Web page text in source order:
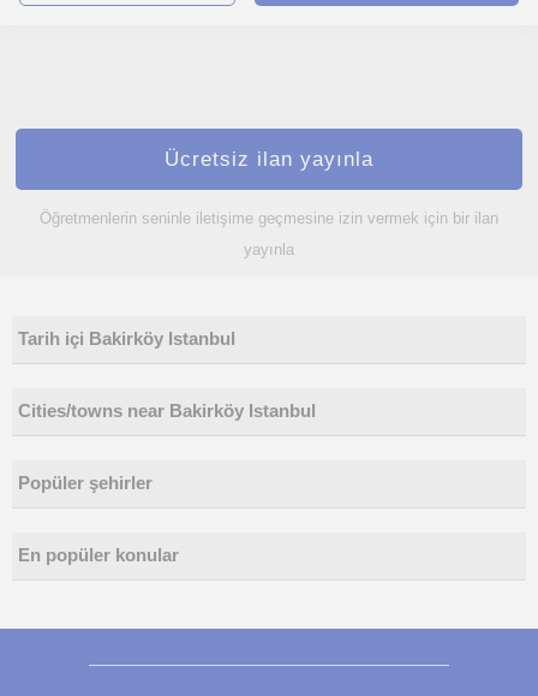
Ücretsiz ilan yayınla
Öğretmenlerin seninle iletişime geçmesine izin vermek için bir ilan
yayınla
Tarih içi Bakirköy Istanbul
Cities/towns near Bakirköy Istanbul
Popüler şehirler
En popüler konular